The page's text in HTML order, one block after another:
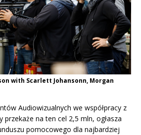
with Scarlett Johansonn, Morgan
Audiowizualnych we współpracy z
na ten cel 2,5 mln, ogłasza
pomocowego dla najbardziej